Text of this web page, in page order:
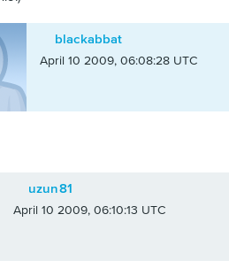
blackabbat
April 10 2009, 06:08:28 UTC
uzun81
April 10 2009, 06:10:13 UTC